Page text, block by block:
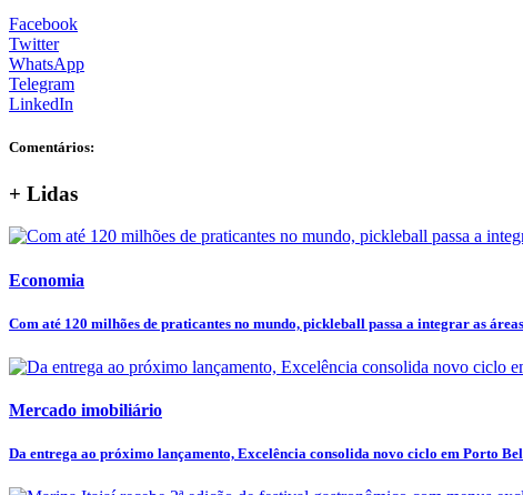
Facebook
Twitter
WhatsApp
Telegram
LinkedIn
Comentários:
+ Lidas
Economia
Com até 120 milhões de praticantes no mundo, pickleball passa a integrar as
Mercado imobiliário
Da entrega ao próximo lançamento, Excelência consolida novo ciclo em Porto